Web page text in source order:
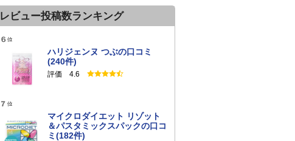
レビュー投稿数ランキング
ハリジェンヌ つぶの口コミ
(240件)
評価 4.6
マイクロダイエット リゾット
＆パスタミックスパックの口コ
ミ(182件)